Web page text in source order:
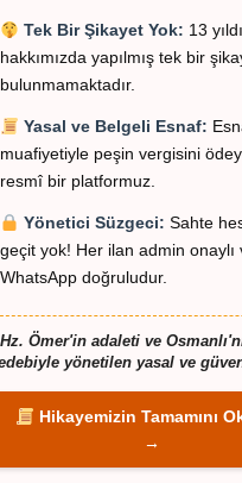
Kamu
58 69
.>SPONSOR ADAYLAR
Ege Bölgesi –
Etmiş
Tek Bir Şikayet Yok: 13
hakkımızda yapılmış tek bir
bulunmamaktadır.
Yasal ve Belgeli Esnaf:
muafiyetiyle peşin vergisini
resmî bir platformuz.
Yönetici Süzgeci: Sahte
geçit yok! Her ilan admin onaylı
WhatsApp doğruludur.
Hz. Ömer'in adaleti ve
yönetilen yasal ve
Hikayemizin Tamamını
→